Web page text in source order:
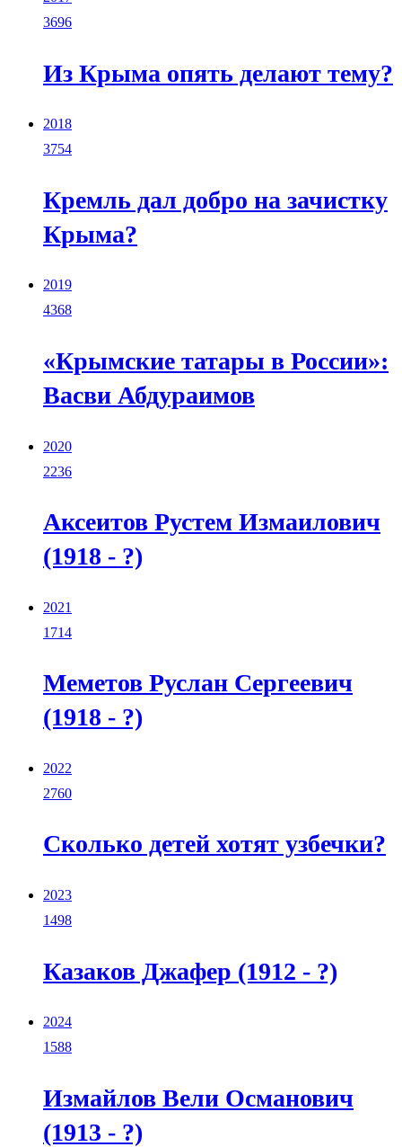
3696
Из Крыма опять делают тему?
2018
3754
Кремль дал добро на зачистку
Крыма?
2019
4368
«Крымские татары в России»:
Васви Абдураимов
2020
2236
Аксеитов Рустем Измаилович
(1918 - ?)
2021
1714
Меметов Руслан Сергеевич
(1918 - ?)
2022
2760
Сколько детей хотят узбечки?
2023
1498
Казаков Джафер (1912 - ?)
2024
1588
Измайлов Вели Османович
(1913 - ?)